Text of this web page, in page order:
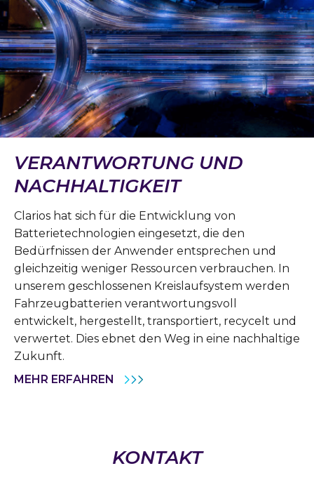
VERANTWORTUNG UND
NACHHALTIGKEIT
Clarios hat sich für die Entwicklung von
Batterietechnologien eingesetzt, die den
Bedürfnissen der Anwender entsprechen und
gleichzeitig weniger Ressourcen verbrauchen. In
unserem geschlossenen Kreislaufsystem werden
Fahrzeugbatterien verantwortungsvoll
entwickelt, hergestellt, transportiert, recycelt und
verwertet. Dies ebnet den Weg in eine nachhaltige
Zukunft.
MEHR ERFAHREN
KONTAKT